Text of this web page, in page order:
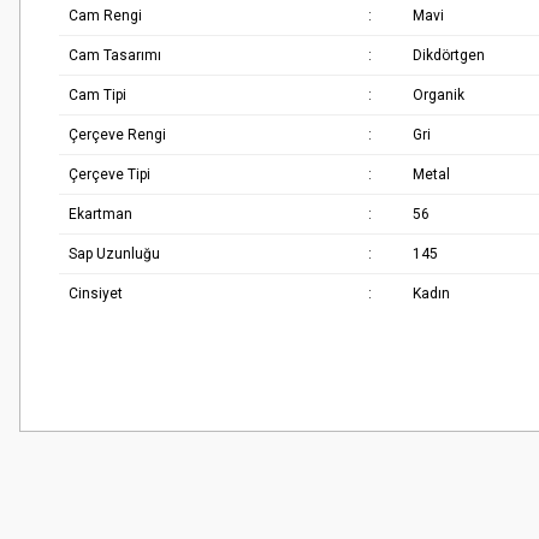
Cam Rengi : Mavi
Cam Tasarımı : Dikdörtgen
Cam Tipi : Organik
Çerçeve Rengi : Gri
Çerçeve Tipi : Metal
Ekartman : 56
Sap Uzunluğu : 145
Cinsiyet : Kadın
Görüş ve önerileriniz için teşekkür ederiz.